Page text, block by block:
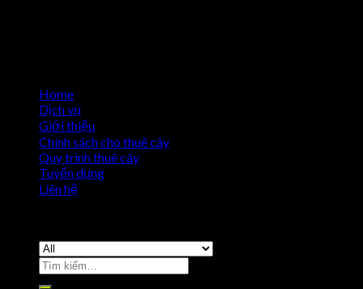
Home
Dịch vụ
Giới thiệu
Chính sách cho thuê cây
Quy trình thuê cây
Tuyển dụng
Liên hệ